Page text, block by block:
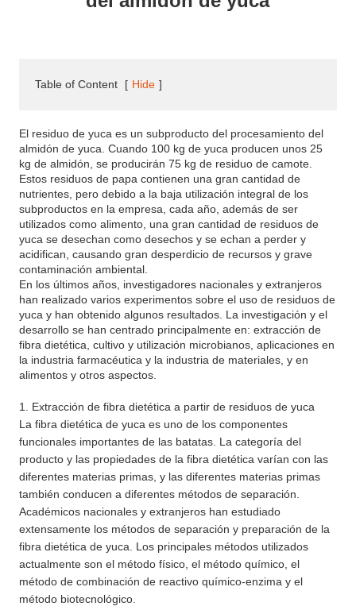
Table of Content [ Hide ]
El residuo de yuca es un subproducto del procesamiento del
almidón de yuca. Cuando 100 kg de yuca producen unos 25
kg de almidón, se producirán 75 kg de residuo de camote.
Estos residuos de papa contienen una gran cantidad de
nutrientes, pero debido a la baja utilización integral de los
subproductos en la empresa, cada año, además de ser
utilizados como alimento, una gran cantidad de residuos de
yuca se desechan como desechos y se echan a perder y
acidifican, causando gran desperdicio de recursos y grave
contaminación ambiental.
En los últimos años, investigadores nacionales y extranjeros
han realizado varios experimentos sobre el uso de residuos de
yuca y han obtenido algunos resultados. La investigación y el
desarrollo se han centrado principalmente en: extracción de
fibra dietética, cultivo y utilización microbianos, aplicaciones en
la industria farmacéutica y la industria de materiales, y en
alimentos y otros aspectos.
1. Extracción de fibra dietética a partir de residuos de yuca
La fibra dietética de yuca es uno de los componentes
funcionales importantes de las batatas. La categoría del
producto y las propiedades de la fibra dietética varían con las
diferentes materias primas, y las diferentes materias primas
también conducen a diferentes métodos de separación.
Académicos nacionales y extranjeros han estudiado
extensamente los métodos de separación y preparación de la
fibra dietética de yuca. Los principales métodos utilizados
actualmente son el método físico, el método químico, el
método de combinación de reactivo químico-enzima y el
método biotecnológico.